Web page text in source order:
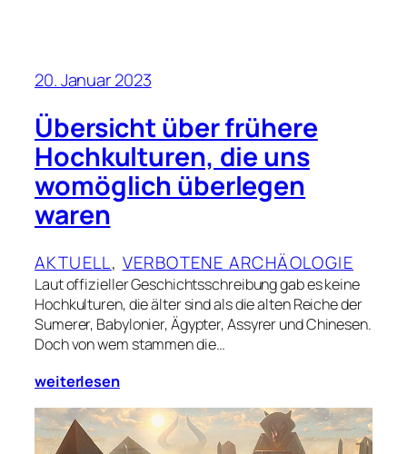
20. Januar 2023
Übersicht über frühere
Hochkulturen, die uns
womöglich überlegen
waren
AKTUELL, VERBOTENE ARCHÄOLOGIE
Laut offizieller Geschichtsschreibung gab es keine
Hochkulturen, die älter sind als die alten Reiche der
Sumerer, Babylonier, Ägypter, Assyrer und Chinesen.
Doch von wem stammen die…
weiterlesen